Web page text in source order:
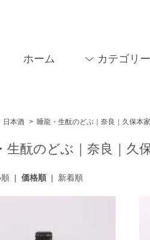
ホーム カテゴリ
日本酒 > 睡龍・生酛のどぶ｜奈良｜久保本
生酛のどぶ｜奈良｜久
| 価格順| 新着順